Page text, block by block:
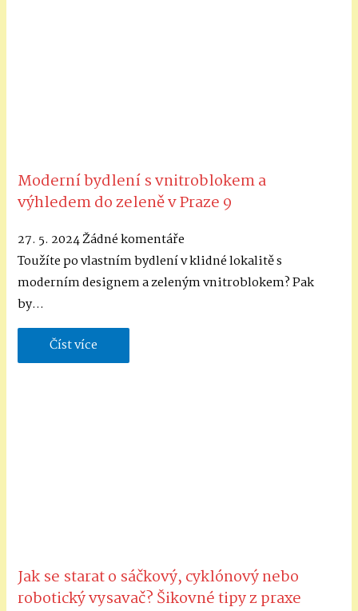
Moderní bydlení s vnitroblokem a
výhledem do zeleně v Praze 9
27. 5. 2024Žádné komentáře
Toužíte po vlastním bydlení v klidné lokalitě s
moderním designem a zeleným vnitroblokem? Pak
by…
Číst více
Jak se starat o sáčkový, cyklónový nebo
robotický vysavač? Šikovné tipy z praxe